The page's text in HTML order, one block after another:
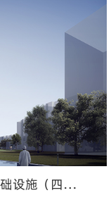
转化医学国家重大科技基础设施（四川）项目